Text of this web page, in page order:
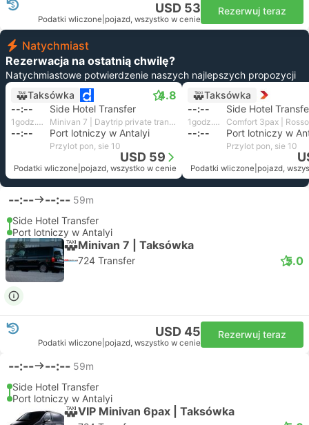
USD 53
Podatki wliczone pojazd, wszystko w cenie
Rezerwuj teraz
Natychmiast
Rezerwacja na ostatnią chwilę?
Natychmiastowe potwierdzenie naszych najlepszych propozycji
Taksówka
4.8
--:-- Side Hotel Transfer
1godz. i 1m Minivan 7 | Daytrip private transfer with English speaking driver
--:-- Port lotniczy w Antalyi
Przylot pon, sie 10
USD 59
Podatki wliczone pojazd, wszystko w cenie
Taksówka
--:--
Side Hotel
1godz. i 3m Comfort 3pax |
--:-- Port lotniczy w
Przylot pon, sie 10
Podatki wliczone pojazd,
--:-- --:-- 59m
Side Hotel Transfer
Port lotniczy w Antalyi
Minivan 7 | Taksówka
724 Transfer 5.0
USD 45
Podatki wliczone pojazd, wszystko w cenie
Rezerwuj teraz
--:-- --:-- 59m
Side Hotel Transfer
Port lotniczy w Antalyi
VIP Minivan 6pax | Taksówka